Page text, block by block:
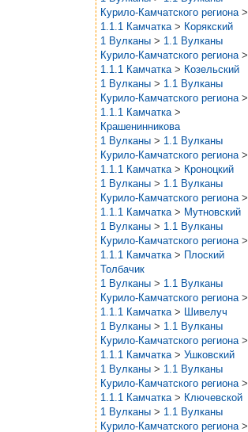
Курило-Камчатского региона >
1.1.1 Камчатка > Корякский
1 Вулканы > 1.1 Вулканы
Курило-Камчатского региона >
1.1.1 Камчатка > Козельский
1 Вулканы > 1.1 Вулканы
Курило-Камчатского региона >
1.1.1 Камчатка >
Крашенинникова
1 Вулканы > 1.1 Вулканы
Курило-Камчатского региона >
1.1.1 Камчатка > Кроноцкий
1 Вулканы > 1.1 Вулканы
Курило-Камчатского региона >
1.1.1 Камчатка > Мутновский
1 Вулканы > 1.1 Вулканы
Курило-Камчатского региона >
1.1.1 Камчатка > Плоский
Толбачик
1 Вулканы > 1.1 Вулканы
Курило-Камчатского региона >
1.1.1 Камчатка > Шивелуч
1 Вулканы > 1.1 Вулканы
Курило-Камчатского региона >
1.1.1 Камчатка > Ушковский
1 Вулканы > 1.1 Вулканы
Курило-Камчатского региона >
1.1.1 Камчатка > Ключевской
1 Вулканы > 1.1 Вулканы
Курило-Камчатского региона >